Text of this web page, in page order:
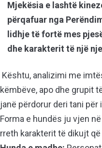
Mjekësia e lashtë
përqafuar nga
lidhje të fortë mes
dhe karakterit të një
Kështu, analizimi me
këmbëve, apo dhe grupit
janë përdorur deri tani
Forma e hundës ju vjen
rreth karakterit të dikujt që